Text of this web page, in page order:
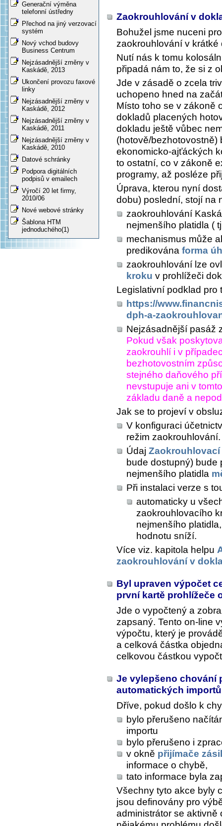
Generační výměna
telefonní ústředny
Přechod na jiný verzovací
systém
Nový vchod budovy
Business Centrum
Nejzásadnější změny v
Kaskádě, 2013
Ukončení provozu faxové
linky
Nejzásadnější změny v
Kaskádě, 2012
Nejzásadnější změny v
Kaskádě, 2011
Nejzásadnější změny v
Kaskádě, 2010
Datové schránky
Podpora digitálních
podpisů v emailech
Výročí 20 let firmy,
2010/06
Nové webové stránky
Šablona HTM
jednoduchého(1)
Zaokrouhlování v
Bohužel jsme nuceni
zaokrouhlování v krátké
Nutí nás k tomu
připadá nám to, že si z
Jde v zásadě o zcela
uchopeno hned na
Místo toho se v zákoně
dokladů placených
dokladu ještě vůbec
(hotově/bezhotovostně)
ekonomicko-ajťáckých
to ostatní, co v zákoně
programy, až posléze
Úprava, kterou nyní
dobu) poslední, stojí na
zaokrouhlování
nejmenšího platidla (
mechanismus může
predikována forma
zaokrouhlování lze
kroku v prohlížeči
Legislativní podklad pro
https://
dph-a-
Nejzásadnější pasáž
Pokud však
zaokrouhlí i v
bezhotovostním
stejného daňového
nevstupuje ani v
základu daně a
Jak se to projeví v
V konfiguraci
režim zaokrouhlování.
Údaj
bude dostupný) bude
nejmenšího platidla
Při instalaci verze s
automaticky u
zaokrouhlovacího
nejmenšího
hodnotu sníží.
Více viz. kapitola helpu
zaokrouhlování v
Byl upraven výpočet
první kartě prohlížeče
Jde o vypočtený a
zapsaný. Tento on-line
výpočtu, který je
a celková částka
celkovou částkou
Je vylepšeno chování
automatických
Dříve, pokud došlo k
bylo přerušeno
importu
bylo přerušeno i
v okně přijímače
informace o chybě,
tato informace byla
Všechny tyto akce byly
jsou definovány pro
administrátor se